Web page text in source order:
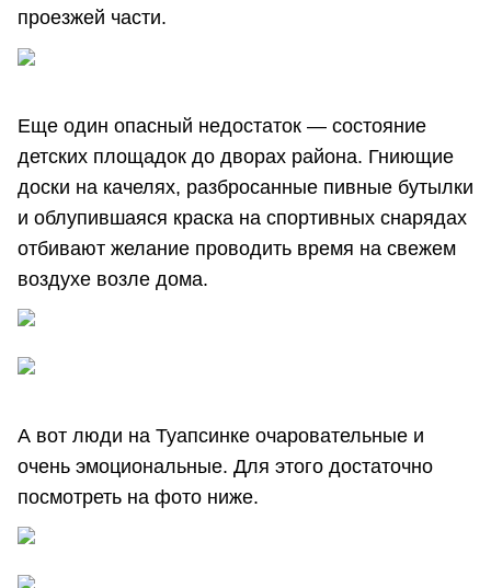
проезжей части.
Еще один опасный недостаток — состояние
детских площадок до дворах района. Гниющие
доски на качелях, разбросанные пивные бутылки
и облупившаяся краска на спортивных снарядах
отбивают желание проводить время на свежем
воздухе возле дома.
А вот люди на Туапсинке очаровательные и
очень эмоциональные. Для этого достаточно
посмотреть на фото ниже.